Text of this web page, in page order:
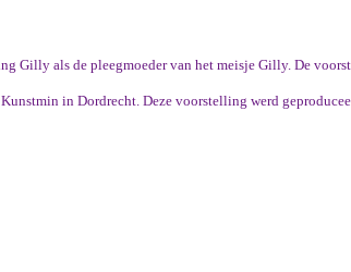
Gilly als de pleegmoeder van het meisje Gilly. De
in Dordrecht. Deze voorstelling werd